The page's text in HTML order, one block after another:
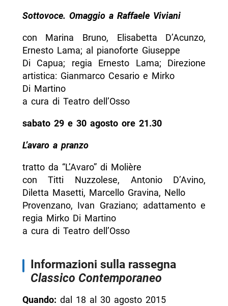
Sottovoce. Omaggio a Raffaele Viviani
con Marina Bruno, Elisabetta D’Acunzo,
Ernesto Lama; al pianoforte Giuseppe
Di Capua; regia Ernesto Lama; Direzione
artistica: Gianmarco Cesario e Mirko
Di Martino
a cura di Teatro dell’Osso
sabato 29 e 30 agosto ore 21.30
L’avaro a pranzo
tratto da “L’Avaro” di Molière
con Titti Nuzzolese, Antonio D’Avino,
Diletta Masetti, Marcello Gravina, Nello
Provenzano, Ivan Graziano; adattamento e
regia Mirko Di Martino
a cura di Teatro dell’Osso
Informazioni sulla rassegna
Classico Contemporaneo
Quando: dal 18 al 30 agosto 2015